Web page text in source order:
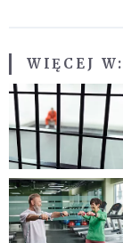
WIĘCEJ W: